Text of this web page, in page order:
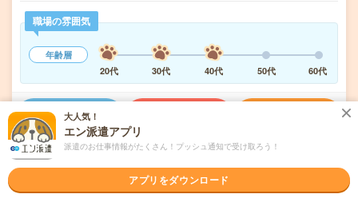
職場の雰囲気
年齢層
20代
30代 40代 50代 60代
気になる!
派遣会社 マンパワーグループ株式会社 中四国
未読 掲載日 2026/08/04
大人気！
エン派遣アプリ
派遣のお仕事情報がたくさん！プッシュ通知で受け取ろう！
アプリをダウンロード